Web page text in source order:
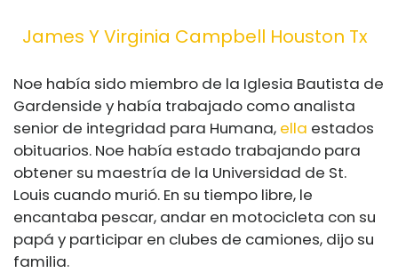
James Y Virginia Campbell Houston Tx
Noe había sido miembro de la Iglesia Bautista de
Gardenside y había trabajado como analista
senior de integridad para Humana, ella estados
obituarios. Noe había estado trabajando para
obtener su maestría de la Universidad de St.
Louis cuando murió. En su tiempo libre, le
encantaba pescar, andar en motocicleta con su
papá y participar en clubes de camiones, dijo su
familia.